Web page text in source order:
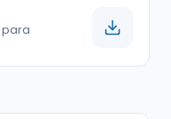
para